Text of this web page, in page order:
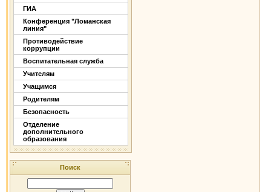
ГИА
Конференция "Ломанская
линия"
Противодействие
коррупции
Воспитательная служба
Учителям
Учащимся
Родителям
Безопасность
Отделение
дополнительного
образования
Поиск